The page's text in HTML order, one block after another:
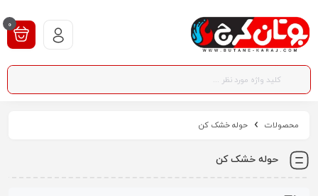
0
محصولات حوله خشک کن
حوله خشک کن